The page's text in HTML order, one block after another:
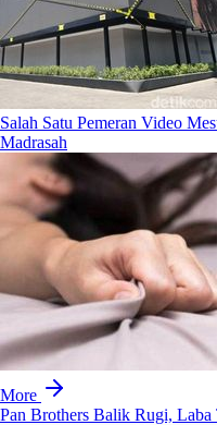
Salah Satu Pemeran Video
Madrasah
More
Pan Brothers Balik Rugi,